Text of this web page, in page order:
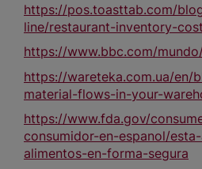
https://pos.toasttab.com/
line/restaurant-inventory-
https://www.bbc.com/
https://wareteka.com.ua/en/
material-flows-in-your-
https://www.fda.gov/
consumidor-en-espanol/
alimentos-en-forma-segura